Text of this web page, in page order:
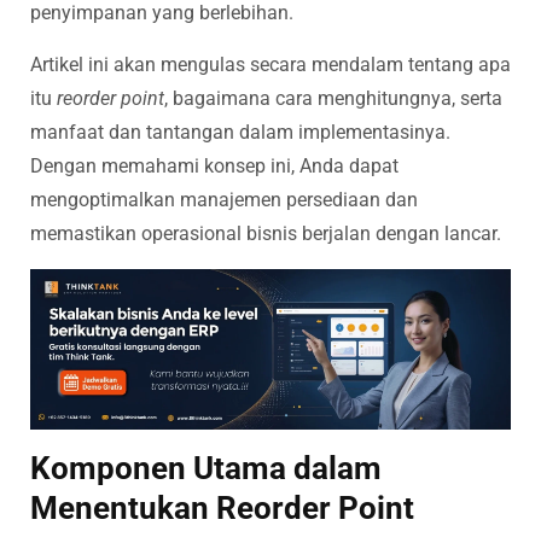
penyimpanan yang berlebihan.
Artikel ini akan mengulas secara mendalam tentang apa
itu reorder point, bagaimana cara menghitungnya, serta
manfaat dan tantangan dalam implementasinya.
Dengan memahami konsep ini, Anda dapat
mengoptimalkan manajemen persediaan dan
memastikan operasional bisnis berjalan dengan lancar.
Komponen Utama dalam
Menentukan Reorder Point